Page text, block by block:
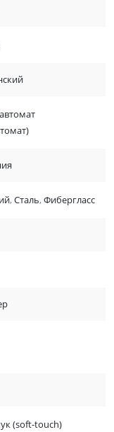
,Сталь,Фибергласс
(soft-touch)